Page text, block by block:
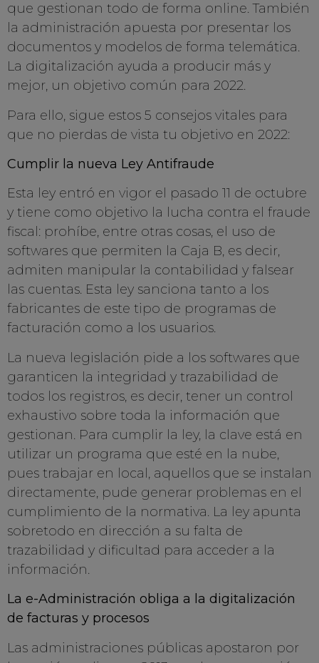
que gestionan todo de forma online. También
la administración apuesta por presentar los
documentos y modelos de forma telemática.
La digitalización ayuda a producir más y
mejor, un objetivo común para 2022.
Para ello, sigue estos 5 consejos vitales para
que no pierdas de vista tu objetivo en 2022:
Cumplir la nueva Ley Antifraude
Esta ley entró en vigor el pasado 11 de octubre
y tiene como objetivo la lucha contra el fraude
fiscal: prohíbe, entre otras cosas, el uso de
softwares que permiten la Caja B, es decir,
admiten manipular la contabilidad y falsear
las cuentas. Esta ley sanciona tanto a los
fabricantes de este tipo de programas de
facturación como a los usuarios.
La nueva legislación pide a los softwares que
garanticen la integridad y trazabilidad de
todos los registros, es decir, tener un control
exhaustivo sobre toda la información que
gestionan. Para cumplir la ley, la clave está en
utilizar un programa que esté en la nube,
pues trabajar en local, aquellos que se instalan
directamente, pude generar problemas en el
cumplimiento de la normativa. La ley apunta
sobretodo en dirección a su falta de
trazabilidad y dificultad para acceder a la
información.
La e-Administración obliga a la digitalización
de facturas y procesos
Las administraciones públicas apostaron por